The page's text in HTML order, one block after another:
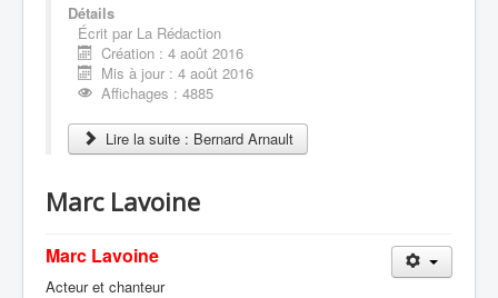
Détails
Écrit par La Rédaction
Création : 4 août 2016
Mis à jour : 4 août 2016
Affichages : 4885
Lire la suite : Bernard Arnault
Marc Lavoine
Marc Lavoine
Acteur et chanteur